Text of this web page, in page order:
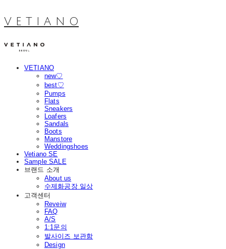
V E T I A N O
VETIANO
new♡
best♡
Pumps
Flats
Sneakers
Loafers
Sandals
Boots
Manstore
Weddingshoes
Vetiano SE
Sample SALE
브랜드 소개
About us
수제화공장 일상
고객센터
Reveiw
FAQ
A/S
1:1문의
발사이즈 보관함
Design